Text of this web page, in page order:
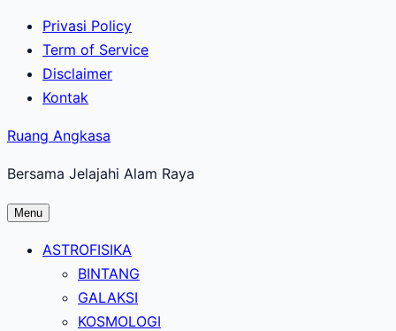
Lewati
konten
utama
Privasi Policy
Term of Service
Disclaimer
Kontak
Ruang Angkasa
Bersama Jelajahi Alam Raya
Menu
ASTROFISIKA
BINTANG
GALAKSI
KOSMOLOGI